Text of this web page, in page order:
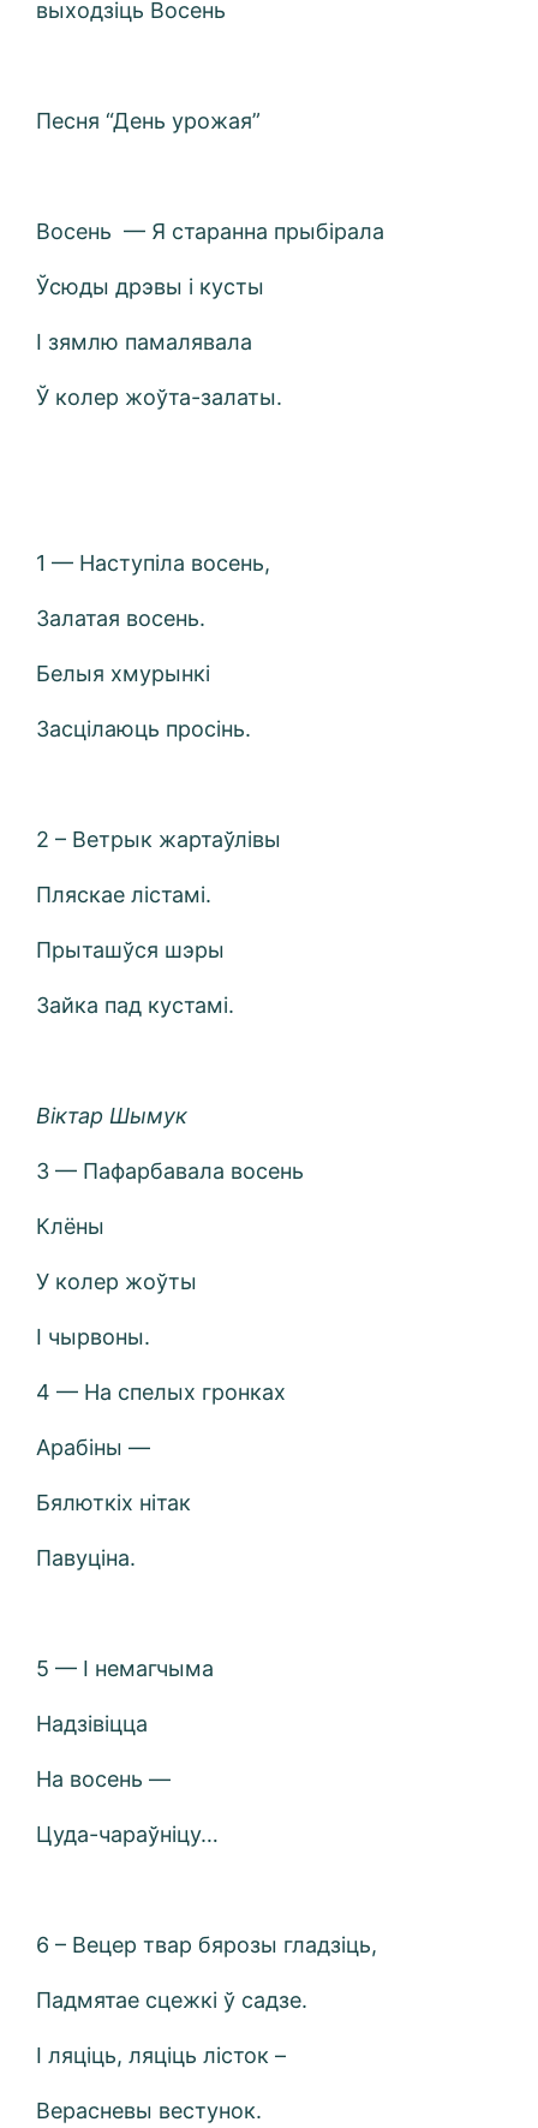
выходзіць Восень
Песня “День урожая”
Восень — Я старанна прыбірала
Ўсюды дрэвы і кусты
I зямлю памалявала
Ў колер жоўта-залаты.
1 — Наступіла восень,
Залатая восень.
Белыя хмурынкі
Засцілаюць просінь.
2 – Ветрык жартаўлівы
Пляскае лістамі.
Прыташўся шэры
Зайка пад кустамі.
Віктар Шымук
3 — Пафарбавала восень
Клёны
У колер жоўты
І чырвоны.
4 — На спелых гронках
Арабіны —
Бялюткіх нітак
Павуціна.
5 — І немагчыма
Надзівіцца
На восень —
Цуда-чараўніцу…
6 – Вецер твар бярозы гладзіць,
Падмятае сцежкі ў садзе.
І ляціць, ляціць лісток –
Верасневы вестунок.